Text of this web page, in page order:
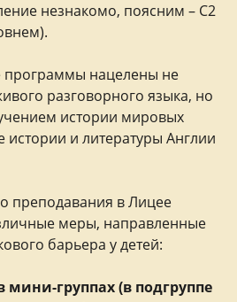
незнакомо, поясним – С2
программы нацелены не
разговорного языка, но
истории мировых
истории и литературы Англии
преподавания в Лицее
меры, направленные
барьера у детей:
мини-группах (в подгруппе